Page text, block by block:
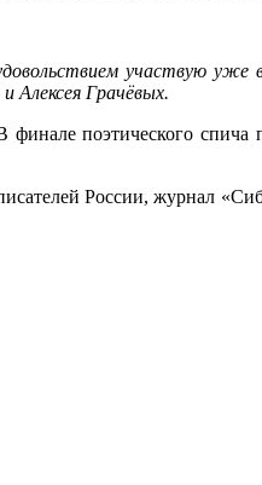
участвую уже
Алексея Грачёвых.
поэтического спича
России, журнал